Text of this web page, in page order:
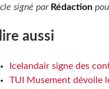
signé par Rédaction
aussi
Icelandair signe des
TUI Musement dévoile